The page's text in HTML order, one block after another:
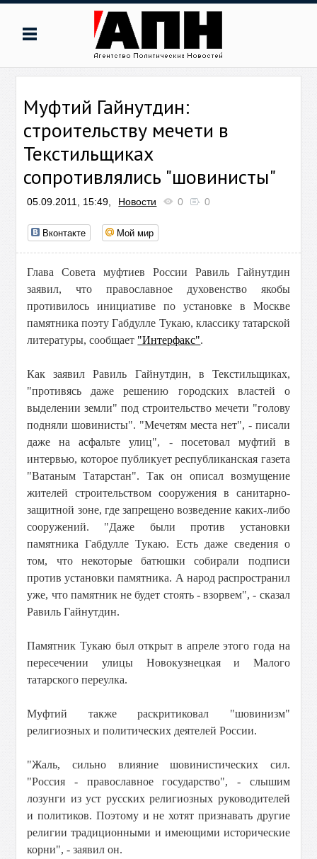
Муфтий Гайнутдин:
строительству мечети в
Текстильщиках
сопротивлялись "шовинисты"
05.09.2011, 15:49, Новости 0 0
Вконтакте Мой мир
Глава Совета муфтиев России Равиль Гайнутдин
заявил, что православное духовенство якобы
противилось инициативе по установке в Москве
памятника поэту Габдулле Тукаю, классику татарской
литературы, сообщает "Интерфакс".
Как заявил Равиль Гайнутдин, в Текстильщиках,
"противясь даже решению городских властей о
выделении земли" под строительство мечети "голову
подняли шовинисты". "Мечетям места нет", - писали
даже на асфальте улиц", - посетовал муфтий в
интервью, которое публикует республиканская газета
"Ватаным Татарстан". Так он описал возмущение
жителей строительством сооружения в санитарно-
защитной зоне, где запрещено возведение каких-либо
сооружений. "Даже были против установки
памятника Габдулле Тукаю. Есть даже сведения о
том, что некоторые батюшки собирали подписи
против установки памятника. А народ распространил
уже, что памятник не будет стоять - взорвем", - сказал
Равиль Гайнутдин.
Памятник Тукаю был открыт в апреле этого года на
пересечении улицы Новокузнецкая и Малого
татарского переулка.
Муфтий также раскритиковал "шовинизм"
религиозных и политических деятелей России.
"Жаль, сильно влияние шовинистических сил.
"Россия - православное государство", - слышим
лозунги из уст русских религиозных руководителей
и политиков. Поэтому и не хотят признавать другие
религии традиционными и имеющими исторические
корни", - заявил он.